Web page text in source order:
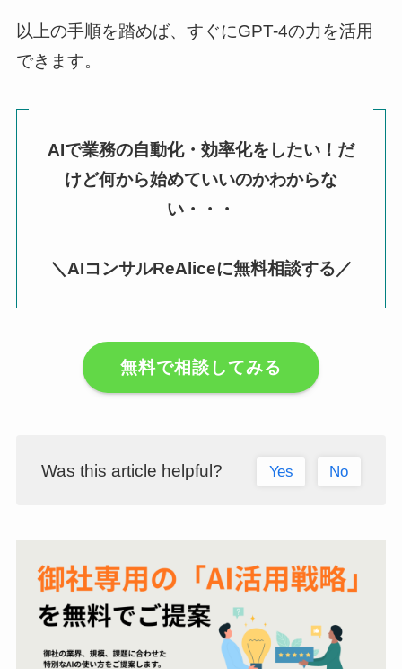
以上の手順を踏めば、すぐにGPT-4の力を活用
できます。
AIで業務の自動化・効率化をしたい！だ
けど何から始めていいのかわからな
い・・・
＼AIコンサルReAliceに無料相談する／
無料で相談してみる
Was this article helpful? Yes No